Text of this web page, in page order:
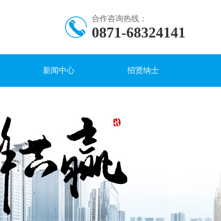
合作咨询热线：
0871-68324141
新闻中心 招贤纳士